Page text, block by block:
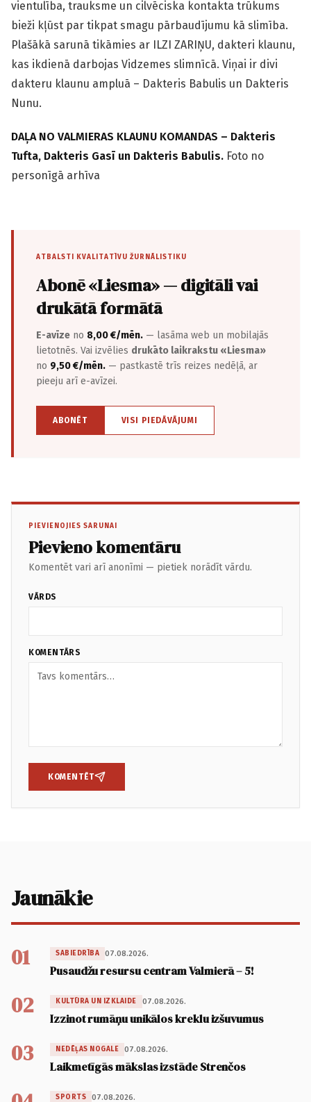
vientulība, trauksme un cilvēciska kontakta trūkums
bieži kļūst par tikpat smagu pārbaudījumu kā slimība.
Plašākā sarunā tikāmies ar ILZI ZARIŅU, dakteri klaunu,
kas ikdienā darbojas Vidzemes slimnīcā. Viņai ir divi
dakteru klaunu ampluā – Dakteris Babulis un Dakteris
Nunu.
DAĻA NO VALMIERAS KLAUNU KOMANDAS – Dakteris
Tufta, Dakteris Gasī un Dakteris Babulis. Foto no
personīgā arhīva
ATBALSTI KVALITATĪVU ŽURNĀLISTIKU
Abonē «Liesma» — digitāli vai
drukātā formātā
E-avīze no 8,00 €/mēn. — lasāma web un mobilajās
lietotnēs. Vai izvēlies drukāto laikrakstu «Liesma»
no 9,50 €/mēn. — pastkastē trīs reizes nedēļā, ar
pieeju arī e-avīzei.
ABONĒT VISI PIEDĀVĀJUMI
PIEVIENOJIES SARUNAI
Pievieno komentāru
Komentēt vari arī anonīmi — pietiek norādīt vārdu.
VĀRDS
KOMENTĀRS
KOMENTĒT
Jaunākie
01 SABIEDRĪBA 07.08.2026.
Pusaudžu resursu centram Valmierā – 5!
02 KULTŪRA UN IZKLAIDE 07.08.2026.
Izzinot rumāņu unikālos kreklu izšuvumus
03 NEDĒĻAS NOGALE 07.08.2026.
Laikmetīgās mākslas izstāde Strenčos
SPORTS 07.08.2026.